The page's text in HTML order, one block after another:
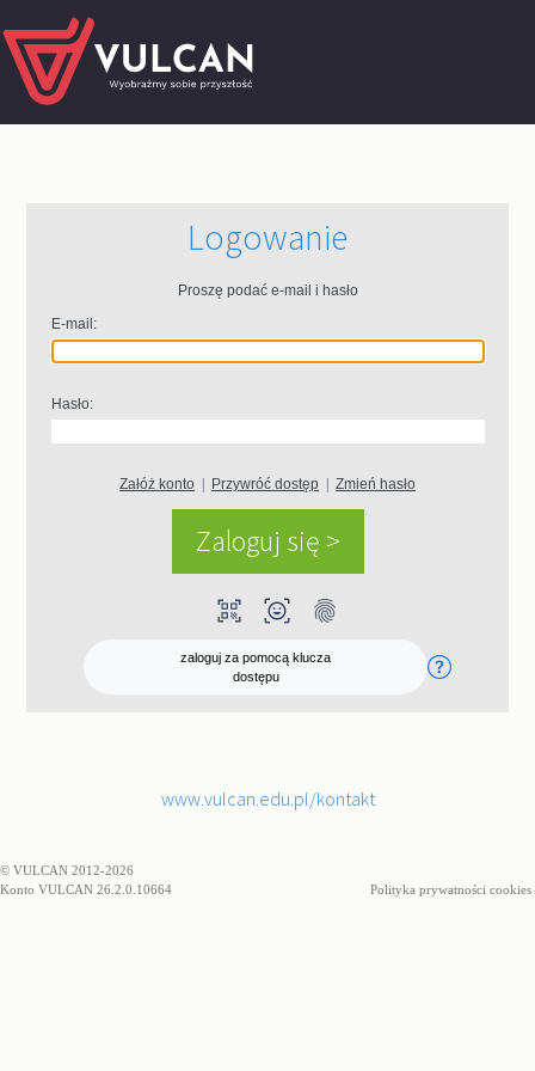
Logowanie
Proszę podać e-mail i hasło
E-mail:
Hasło:
Załóż konto Przywróć dostęp |Zmień hasło
qr_code_scanner ar_on_you fingerprint
zaloguj za pomocą klucza
dostępu
www.vulcan.edu.pl/kontakt
© VULCAN 2012-2026
Konto VULCAN 26.2.0.10664
Polityka prywatności cookies